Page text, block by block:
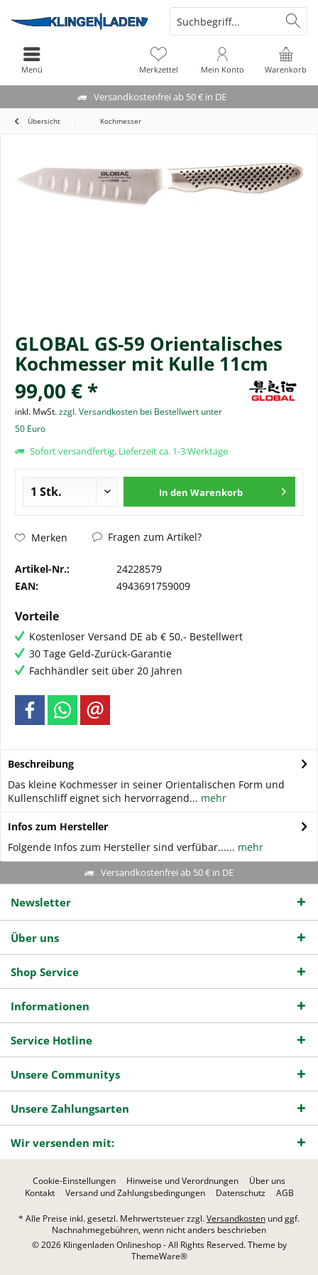
Versandkostenfrei ab 50 € in DE
Warenkorb
Merkzettel Mein Konto
Menü
Übersicht Kochmesser
GLOBAL GS-59 Orientalisches
Kochmesser mit Kulle 11cm
99,00 € *
inkl. MwSt.zzgl. Versandkosten bei Bestellwert unter
50 Euro
Sofort versandfertig, Lieferzeit ca. 1-3 Werktage
In den Warenkorb
Merken Fragen zum Artikel?
Artikel-Nr.:
24228579
EAN:
4943691759009
Vorteile
Kostenloser Versand DE ab € 50,- Bestellwert
30 Tage Geld-Zurück-Garantie
Fachhändler seit über 20 Jahren
Beschreibung
Das kleine Kochmesser in seiner Orientalischen Form und
Kullenschliff eignet sich hervorragend... mehr
Infos zum Hersteller
Folgende Infos zum Hersteller sind verfübar...... mehr
Versandkostenfrei ab 50 € in DE
Newsletter
Über uns
Shop Service
Informationen
Service Hotline
Unsere Communitys
Unsere Zahlungsarten
Wir versenden mit:
Cookie-Einstellungen Hinweise und Verordnungen
Über uns
Kontakt
Versand und Zahlungsbedingungen Datenschutz AGB
* Alle Preise inkl. gesetzl. Mehrwertsteuer zzgl.Versandkosten und ggf.
Nachnahmegebühren, wenn nicht anders beschrieben
© 2026 Klingenladen Onlineshop - All Rights Reserved. Theme by
ThemeWare®